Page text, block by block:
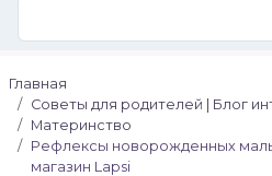
Главная
Советы для родителей | Блог
Материнство
Рефлексы новорожденных
магазин Lapsi